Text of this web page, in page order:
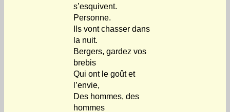
s’esquivent.
Personne.
Ils vont chasser dans
la nuit.
Bergers, gardez vos
brebis
Qui ont le goût et
l’envie,
Des hommes, des
hommes